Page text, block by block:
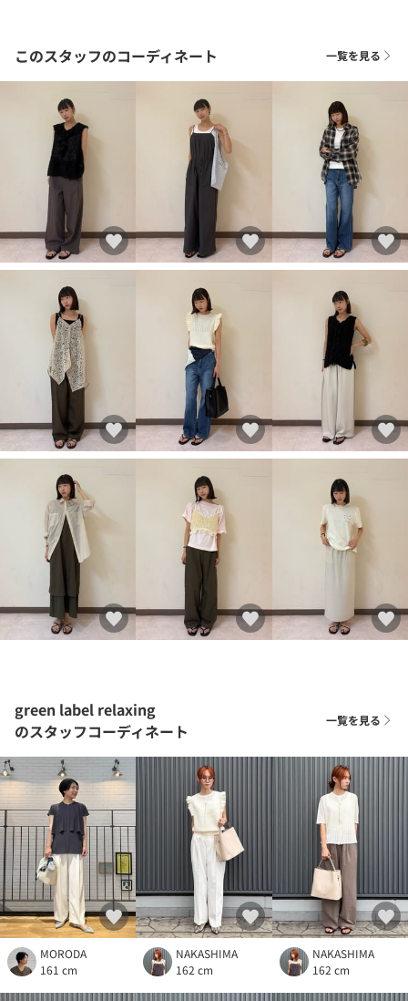
このスタッフのコーディネート 一覧を見る
green label relaxing
のスタッフコーディネート
一覧を見る
MORODA
161 cm
NAKASHIMA
162 cm
NAKASHIMA
162 cm